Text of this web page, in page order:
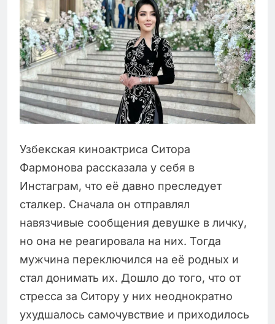
Узбекская киноактриса Ситора
Фармонова рассказала у себя в
Инстаграм, что её давно преследует
сталкер. Сначала он отправлял
навязчивые сообщения девушке в личку,
но она не реагировала на них. Тогда
мужчина переключился на её родных и
стал донимать их. Дошло до того, что от
стресса за Ситору у них неоднократно
ухудшалось самочувствие и приходилось